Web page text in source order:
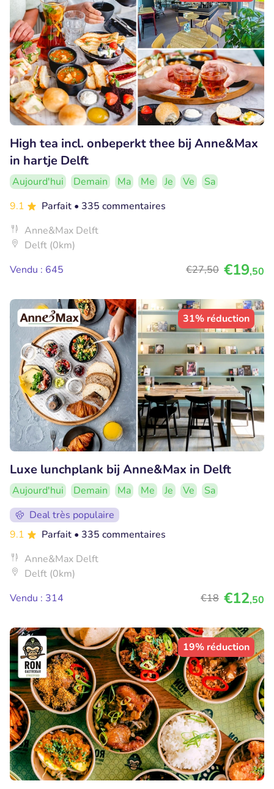
High tea incl. onbeperkt thee bij Anne&Max
in hartje Delft
Aujourd'hui Demain Ma Me Je Ve
Sa
9.1
Parfait • 335 commentaires
Anne&Max Delft
Delft (0km)
Vendu : 645
€27,50 €19,50
31% réduction
Luxe lunchplank bij Anne&Max in Delft
Aujourd'hui Demain Ma Me Je Ve
Sa
Deal très populaire
9.1
Parfait • 335 commentaires
Anne&Max Delft
Delft (0km)
Vendu : 314
€18 €12,50
19% réduction